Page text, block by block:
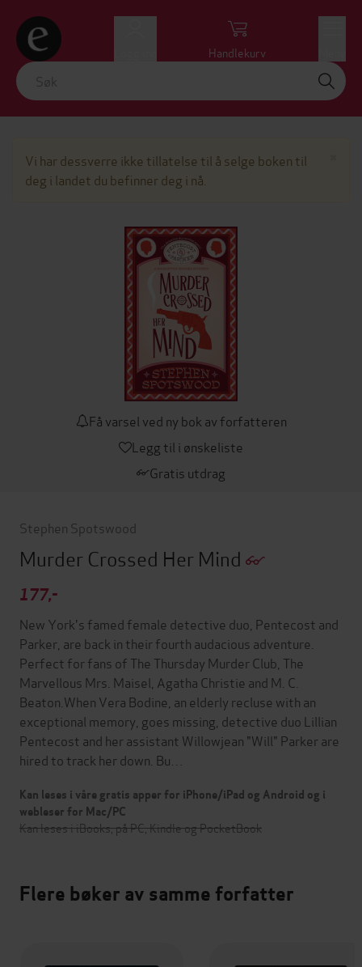
Handlekurv
Vi har dessverre ikke tillatelse til å selge boken til
deg i landet du befinner deg i nå.
Få varsel ved ny bok av forfatteren
Legg til i ønskeliste
Gratis utdrag
Stephen Spotswood
Murder Crossed Her Mind
177,-
New York's famed female detective duo, Pentecost and
Parker, are back in their fourth audacious adventure.
Perfect for fans of The Thursday Murder Club, The
Marvellous Mrs. Maisel, Agatha Christie and M. C.
Beaton.When Vera Bodine, an elderly recluse with an
exceptional memory, goes missing, detective duo Lillian
Pentecost and her assistant Willowjean "Will" Parker are
hired to track her down. Bu…
Kan leses i våre gratis apper for iPhone/iPad og Android og i
webleser for Mac/PC
Kan leses i iBooks, på PC, Kindle og PocketBook
Flere bøker av samme forfatter